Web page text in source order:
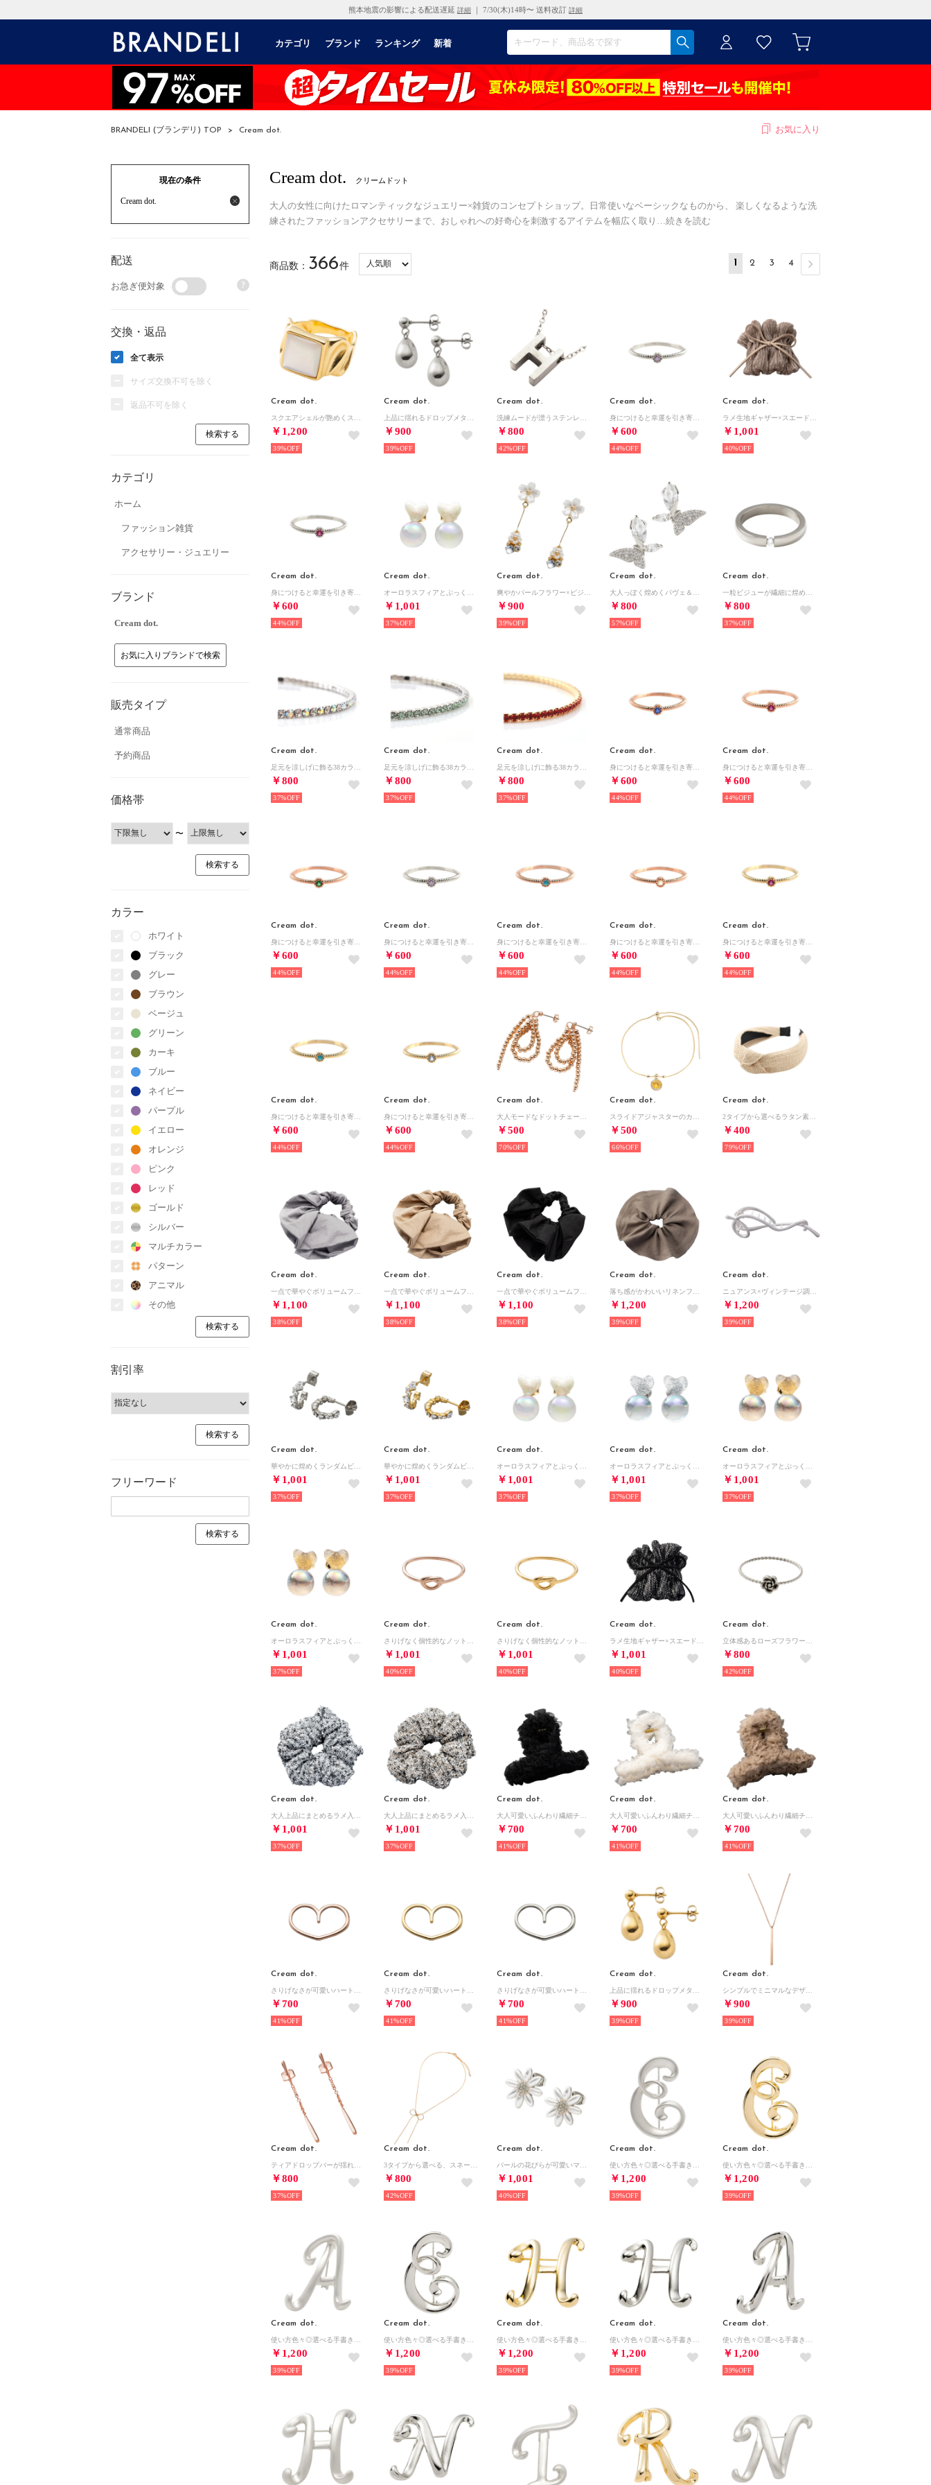
熊本地震の影響による配送遅延 詳細 ｜ 7/30(木)14時〜 送料改訂 詳細
カテゴリ ブランド ランキング 新着
BRANDELI (ブランデリ) TOP > Cream dot. お気に入り
現在の条件
Cream dot.
配送
お急ぎ便対象 ?
交換・返品
全て表示
サイズ交換不可を除く
返品不可を除く
カテゴリ
ホーム
ファッション雑貨
アクセサリー・ジュエリー
ブランド
Cream dot.
お気に入りブランドで検索
販売タイプ
通常商品
予約商品
価格帯
〜
カラー
ホワイト
ブラック
グレー
ブラウン
ベージュ
グリーン
カーキ
ブルー
ネイビー
パープル
イエロー
オレンジ
ピンク
レッド
ゴールド
シルバー
マルチカラー
パターン
アニマル
その他
割引率
フリーワード
Cream dot. クリームドット
大人の女性に向けたロマンティックなジュエリー×雑貨のコンセプトショップ。日常使いなベーシックなものから、 楽しくなるような洗
練されたファッションアクセサリーまで、おしゃれへの好奇心を刺激するアイテムを幅広く取り
続きを読む
商品数： 366件 1 2 3 4
Cream dot.
￥1,200
39%
Cream dot.
￥900
39%
Cream dot.
￥800
42%
Cream dot.
￥600
44%
Cream dot.
￥1,001
40%
Cream dot.
￥600
44%
Cream dot.
￥1,001
37%
Cream dot.
￥900
39%
Cream dot.
￥800
57%
Cream dot.
￥800
37%
Cream dot.
￥800
37%
Cream dot.
￥800
37%
Cream dot.
￥800
37%
Cream dot.
￥600
44%
Cream dot.
￥600
44%
Cream dot.
￥600
44%
Cream dot.
￥600
44%
Cream dot.
￥600
44%
Cream dot.
￥600
44%
Cream dot.
￥600
44%
Cream dot.
￥600
44%
Cream dot.
￥600
44%
Cream dot.
￥500
70%
Cream dot.
￥500
66%
Cream dot.
￥400
79%
Cream dot.
￥1,100
38%
Cream dot.
￥1,100
38%
Cream dot.
￥1,100
38%
Cream dot.
￥1,200
39%
Cream dot.
￥1,200
39%
Cream dot.
￥1,001
37%
Cream dot.
￥1,001
37%
Cream dot.
￥1,001
37%
Cream dot.
￥1,001
37%
Cream dot.
￥1,001
37%
Cream dot.
￥1,001
37%
Cream dot.
￥1,001
40%
Cream dot.
￥1,001
40%
Cream dot.
￥1,001
40%
Cream dot.
￥800
42%
Cream dot.
￥1,001
37%
Cream dot.
￥1,001
37%
Cream dot.
￥700
41%
Cream dot.
￥700
41%
Cream dot.
￥700
41%
Cream dot.
￥700
41%
Cream dot.
￥700
41%
Cream dot.
￥700
41%
Cream dot.
￥900
39%
Cream dot.
￥900
39%
Cream dot.
￥800
37%
Cream dot.
￥800
42%
Cream dot.
￥1,001
40%
Cream dot.
￥1,200
39%
Cream dot.
￥1,200
39%
Cream dot.
￥1,200
39%
Cream dot.
￥1,200
39%
Cream dot.
￥1,200
39%
Cream dot.
￥1,200
39%
Cream dot.
￥1,200
39%